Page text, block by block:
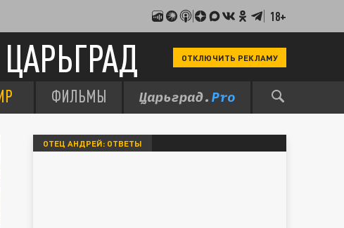
18+
ЦАРЬГРАД ОТКЛЮЧИТЬ РЕКЛАМУ
ФИЛЬМЫ
ОТЕЦ АНДРЕЙ: ОТВЕТЫ